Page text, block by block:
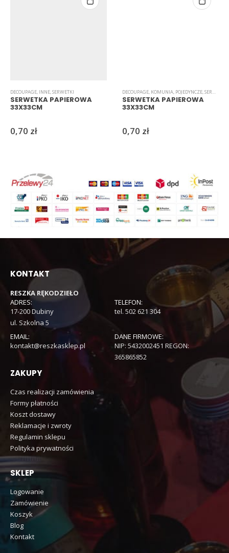
DECOUPAGE, INNE,SERWETKI
SERWETKA PAPIEROWA
33X33CM
0,70 zł
DECOUPAGE, KOMUNIA, POJEDYNCZE,SERWETKI
SERWETKA PAPIEROWA
33X33CM
0,70 zł
KONTAKT
RESZKA RĘKODZIEŁO
ADRES:
17-200 Dubiny
ul. Szkolna 5
TELEFON:
tel. 502 621 304
EMAIL:
kontakt@reszkasklep.pl
DANE FIRMOWE:
NIP: 5432002451 REGON:
365865852
ZAKUPY
Czas realizacji zamówienia
Formy płatności
Koszt dostawy
Reklamacje i zwroty
Regulamin sklepu
Polityka prywatności
SKLEP
Logowanie
Zamówienie
Koszyk
Blog
Kontakt